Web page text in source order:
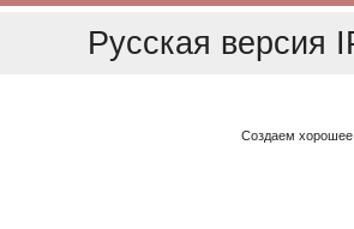
Русская версия
Создаем